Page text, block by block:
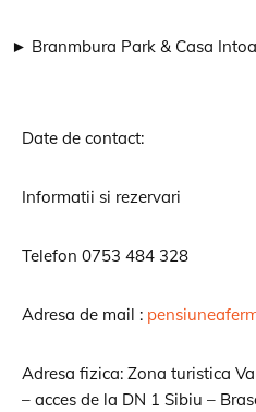
► Branmbura Park & Casa
Date de contact:
Informatii si rezervari
Telefon 0753 484 328
Adresa de mail :
Adresa fizica: Zona turistica
– acces de la DN 1 Sibiu –